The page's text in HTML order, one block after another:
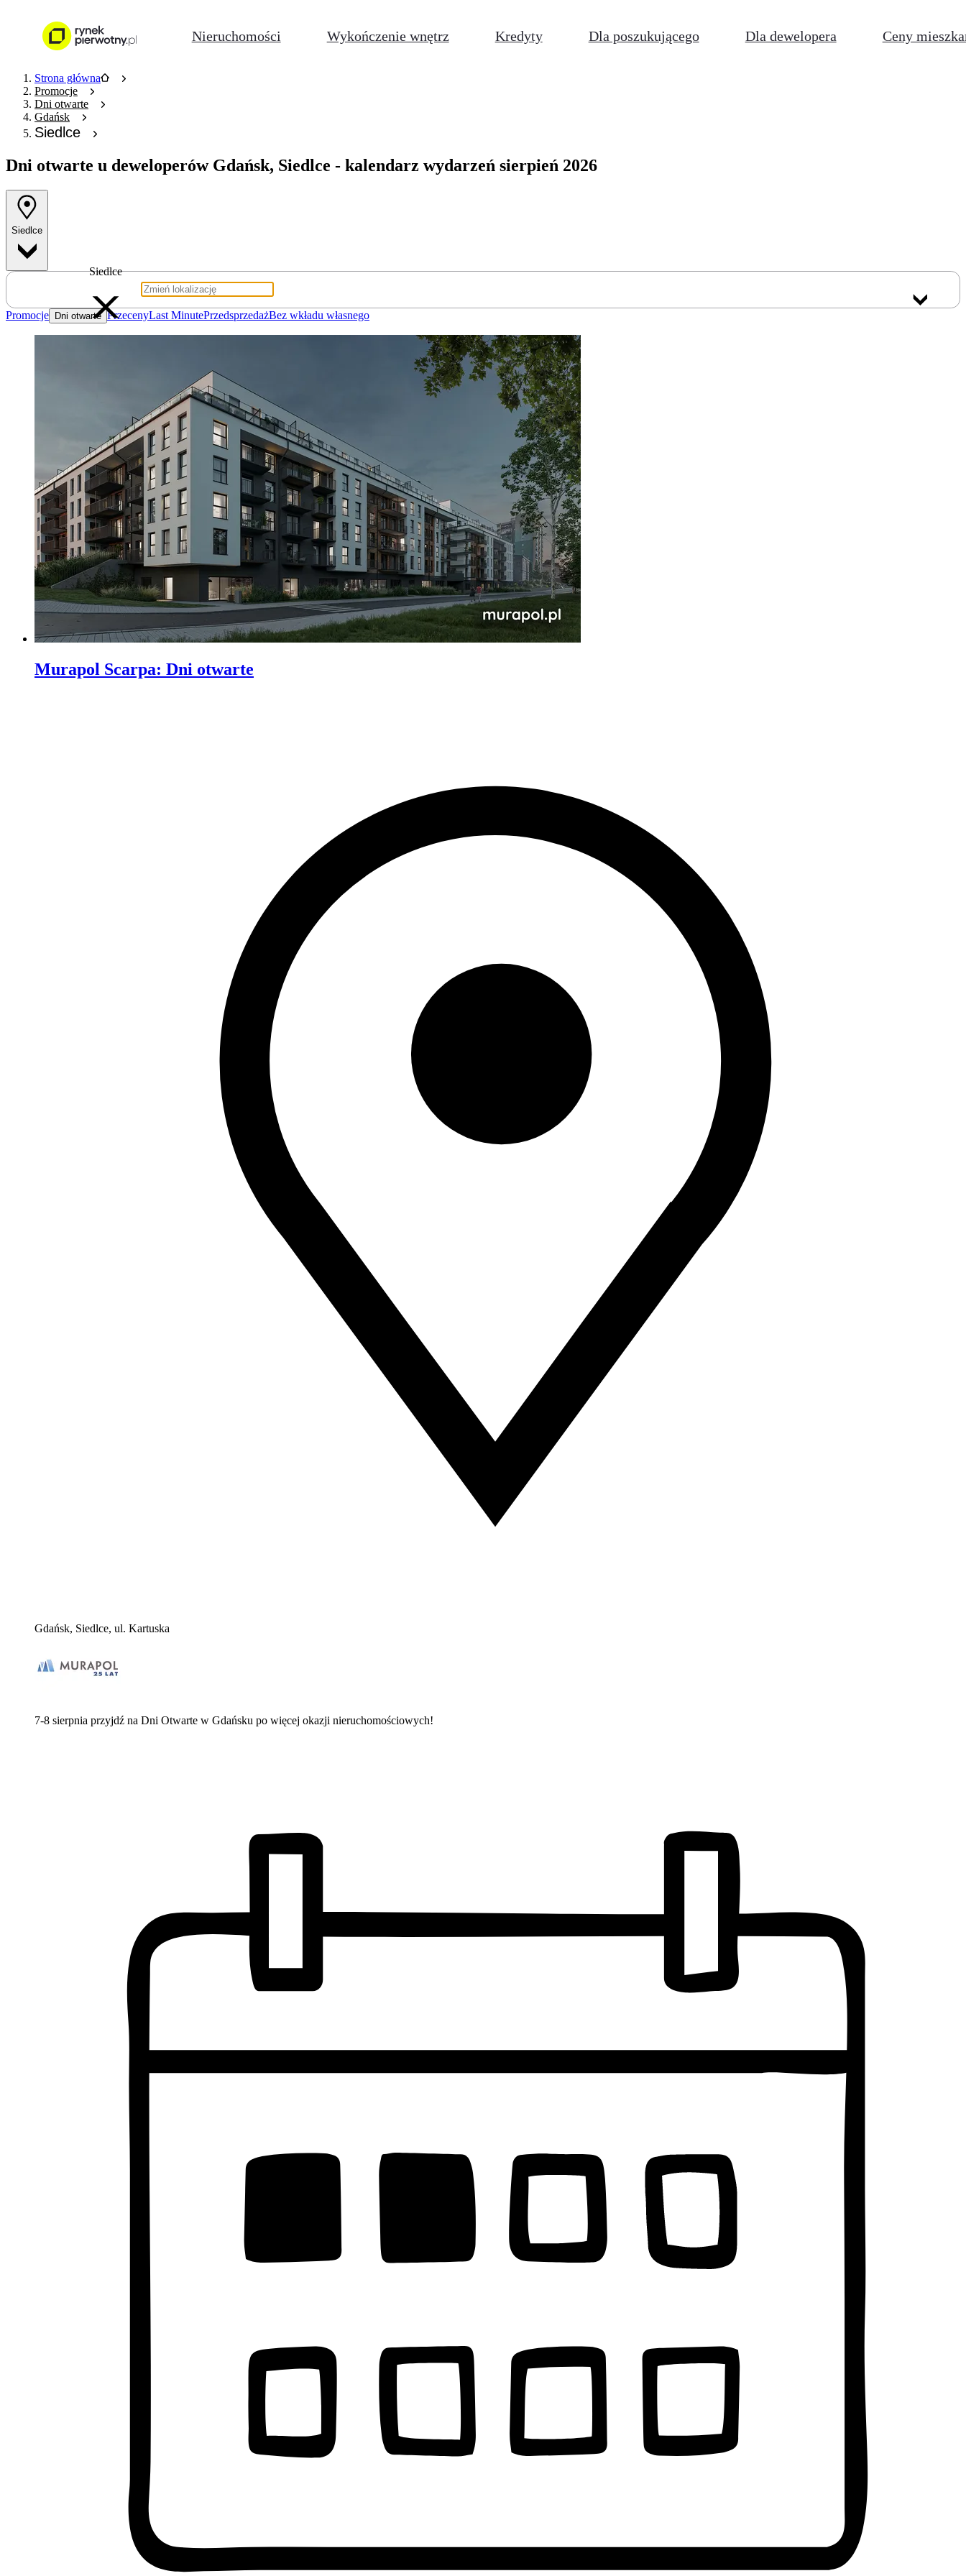
Nieruchomości Wykończenie wnętrz Kredyty Dla poszukującego Dla dewelopera Ceny
Strona główna
Promocje
Dni otwarte
Gdańsk
Siedlce
Dni otwarte u deweloperów Gdańsk, Siedlce - kalendarz wydarzeń sierpień 2026
Siedlce
Siedlce
Promocje Dni otwarte PrzecenyLast MinutePrzedsprzedażBez wkładu własnego
Murapol Scarpa: Dni otwarte
Gdańsk, Siedlce, ul. Kartuska
7-8 sierpnia przyjdź na Dni Otwarte w Gdańsku po więcej okazji nieruchomościowych!